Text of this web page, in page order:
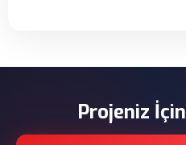
Projeniz İçin